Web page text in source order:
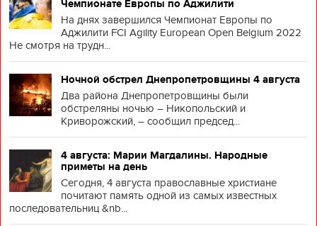
Чемпионате Европы по Аджилити
На днях завершился Чемпионат Европы по
Аджилити FCI Agility European Open Belgium 2022
Не смотря на трудн...
Ночной обстрел Днепропетровщины 4 августа
Два района Днепропетровщины были
обстреляны ночью – Никопольский и
Криворожский, – сообщил председ...
4 августа: Марии Магдалины. Народные
приметы на день
Сегодня, 4 августа православные христиане
почитают память одной из самых известных
последовательниц &nb...